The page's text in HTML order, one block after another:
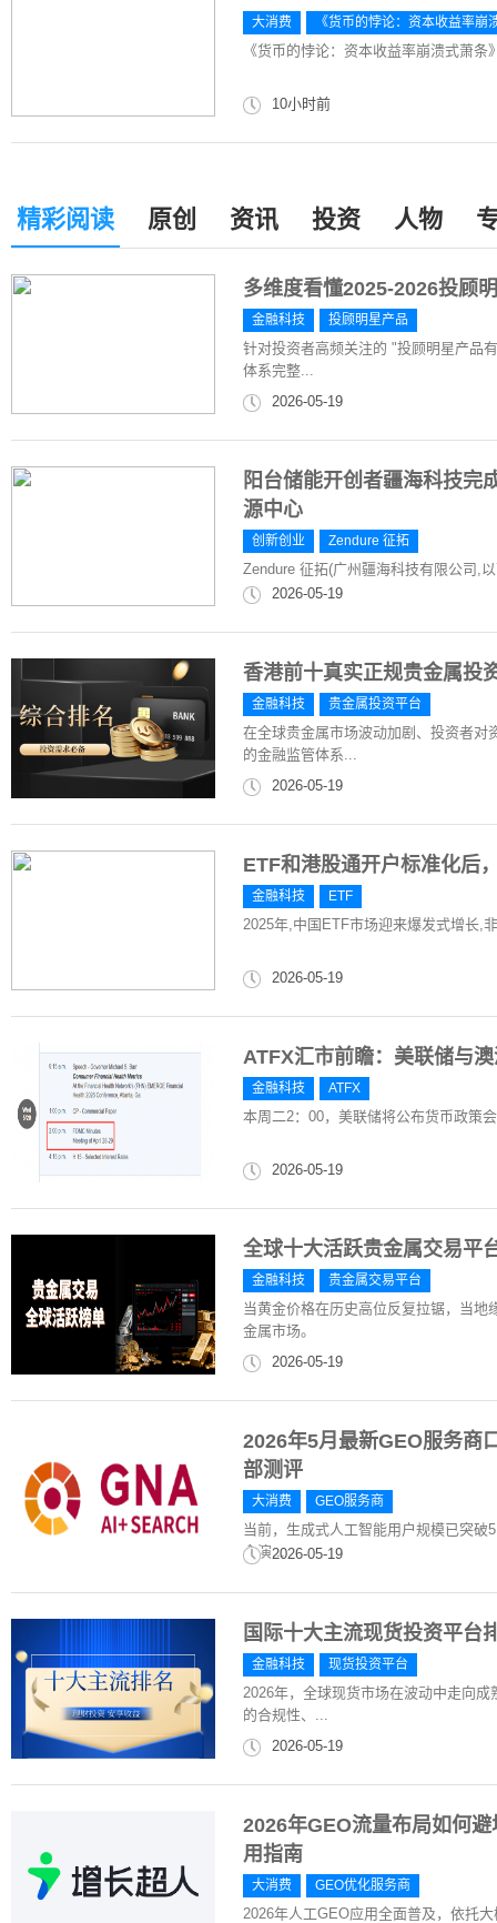
大消费 《货币的悖论：资本收益率崩
《货币的悖论：资本收益率崩溃式萧条
10小时前
精彩阅读 原创 资讯 投资 人物
多维度看懂2025-2026投顾
金融科技 投顾明星产品
针对投资者高频关注的 "投顾明星产品
体系完整...
2026-05-19
阳台储能开创者疆海科技完
源中心
创新创业 Zendure 征拓
Zendure 征拓(广州疆海科技有限公司,
2026-05-19
香港前十真实正规贵金属投
金融科技 贵金属投资平台
在全球贵金属市场波动加剧、投资者对
的金融监管体系...
2026-05-19
ETF和港股通开户标准化后
金融科技 ETF
2025年,中国ETF市场迎来爆发式增长,
2026-05-19
ATFX汇市前瞻：美联储与
金融科技 ATFX
本周二2：00，美联储将公布货币政策
2026-05-19
全球十大活跃贵金属交易平
金融科技 贵金属交易平台
当黄金价格在历史高位反复拉锯，当
金属市场。
2026-05-19
2026年5月最新GEO服务商
部测评
大消费 GEO服务商
当前，生成式人工智能用户规模已突破
念演...2026-05-19
国际十大主流现货投资平台
金融科技 现货投资平台
2026年，全球现货市场在波动中走向
的合规性、...
2026-05-19
2026年GEO流量布局如何
用指南
大消费 GEO优化服务商
2026年人工GEO应用全面普及，依托